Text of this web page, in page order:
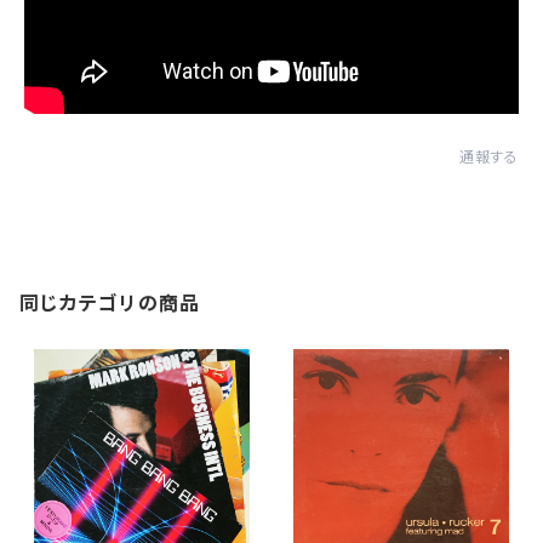
通報する
同じカテゴリの商品